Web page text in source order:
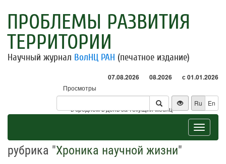
ПРОБЛЕМЫ РАЗВИТИЯ
ТЕРРИТОРИИ
Научный журнал ВолНЦ РАН (печатное издание)
07.08.2026 08.2026 с 01.01.2026
Просмотры
Посетители
* - в среднем в день за текущий месяц
Ru En
Toggle
рубрика "Хроника научной жизни"